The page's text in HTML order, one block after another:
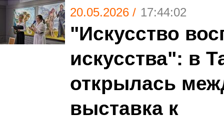
20.05.2026 / 17:44:02
"Искусство
искусства": в
открылась
выставка к